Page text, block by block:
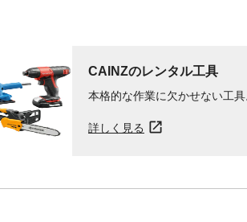
CAINZのレンタル工具
本格的な作業に欠かせない工
詳しく見る